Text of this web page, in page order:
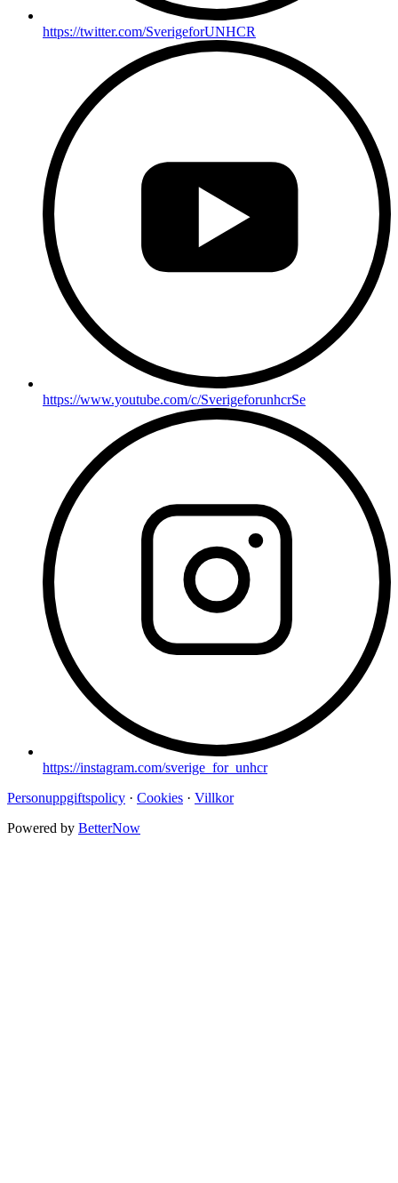
https://twitter.com/SverigeforUNHCR
https://www.youtube.com/c/SverigeforunhcrSe
https://instagram.com/sverige_for_unhcr
Personuppgiftspolicy · Cookies · Villkor
Powered by BetterNow